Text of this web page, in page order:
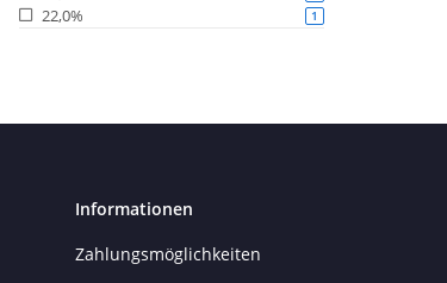
22,0% 1 Artikel gefunden
Informationen
Zahlungsmöglichkeiten